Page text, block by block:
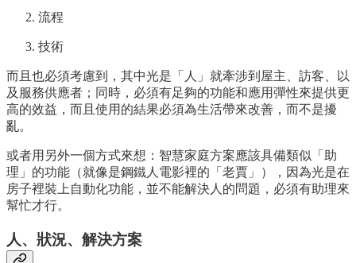
流程
技術
而且也必須考慮到，其中光是「人」就牽涉到屋主、訪客、以
及服務供應者；同時，必須有足夠的功能和應用彈性來提供更
高的效益，而且使用的結果必須為生活帶來改善，而不是擾
亂。
或者用另外一個方式來想：智慧家庭方案應該具備類似「助
理」的功能（就像是鋼鐵人電影裡的「老賈」），因為光是在
房子裡裝上自動化功能，並不能解決人的問題，必須有助理來
幫忙才行。
人、狀況、解決方案